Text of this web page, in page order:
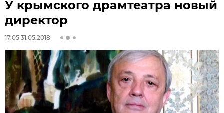
У крымского драмтеатра новый
директор
17:05 31.05.2018